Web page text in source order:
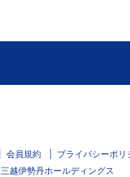
会員規約
プライバシーポリ
三越伊勢丹ホールディングス